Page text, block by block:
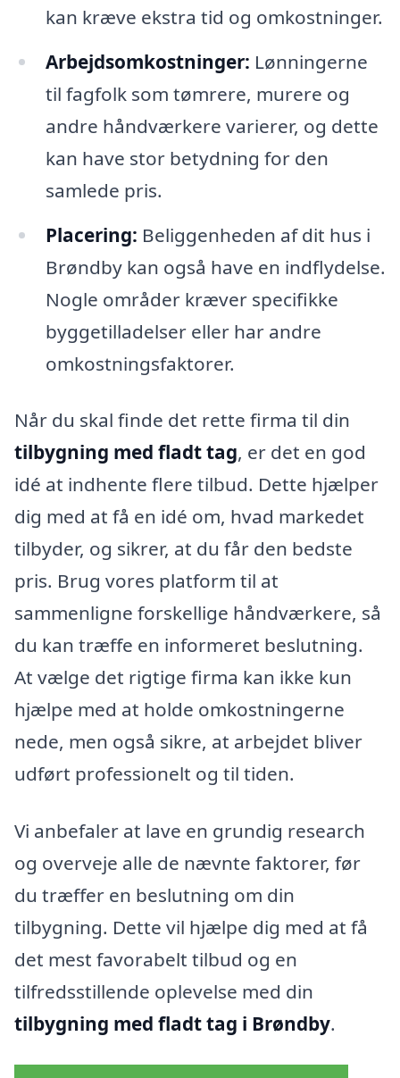
kan kræve ekstra tid og omkostninger.
Arbejdsomkostninger: Lønningerne
til fagfolk som tømrere, murere og
andre håndværkere varierer, og dette
kan have stor betydning for den
samlede pris.
Placering: Beliggenheden af dit hus i
Brøndby kan også have en indflydelse.
Nogle områder kræver specifikke
byggetilladelser eller har andre
omkostningsfaktorer.
Når du skal finde det rette firma til din
tilbygning med fladt tag, er det en god
idé at indhente flere tilbud. Dette hjælper
dig med at få en idé om, hvad markedet
tilbyder, og sikrer, at du får den bedste
pris. Brug vores platform til at
sammenligne forskellige håndværkere, så
du kan træffe en informeret beslutning.
At vælge det rigtige firma kan ikke kun
hjælpe med at holde omkostningerne
nede, men også sikre, at arbejdet bliver
udført professionelt og til tiden.
Vi anbefaler at lave en grundig research
og overveje alle de nævnte faktorer, før
du træffer en beslutning om din
tilbygning. Dette vil hjælpe dig med at få
det mest favorabelt tilbud og en
tilfredsstillende oplevelse med din
tilbygning med fladt tag i Brøndby.